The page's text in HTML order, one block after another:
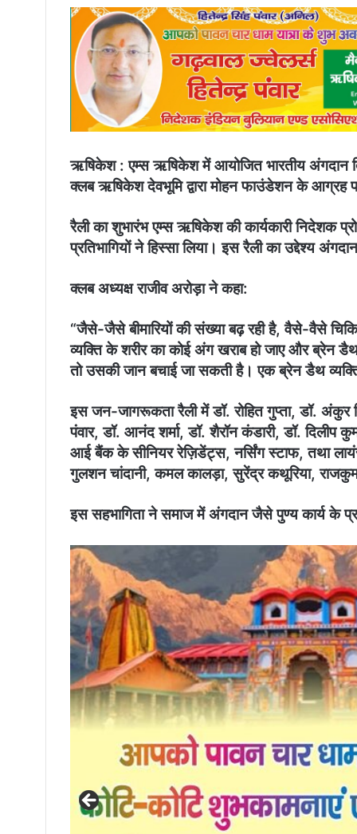
ऋषिकेश : एम्स ऋषिकेश में आयोजित भारतीय अंगदान
क्लब ऋषिकेश देवभूमि द्वारा मोहन फाउंडेशन के आग्रह
रैली का शुभारंभ एम्स ऋषिकेश की कार्यकारी निदेशक
प्रतिभागियों ने हिस्सा लिया। इस रैली का उद्देश्य
क्लब अध्यक्ष राजीव अरोड़ा ने कहा:
“जैसे-जैसे बीमारियों की संख्या बढ़ रही है, वैसे-वैसे
व्यक्ति के शरीर का कोई अंग खराब हो जाए और ब्रेन डैथ
तो उसकी जान बचाई जा सकती है। एक ब्रेन डैथ
इस जन-जागरूकता रैली में डॉ. रोहित गुप्ता, डॉ. अंकुर
पंवार, डॉ. आनंद शर्मा, डॉ. शैरॉन कंडारी, डॉ. दिलीप
आई बैंक के सीनियर रेज़िडेंट्स, नर्सिंग स्टाफ, तथा
गुलशन चांदानी, कमल कालड़ा, सुरेंद्र कथूरिया,
इस सहभागिता ने समाज में अंगदान जैसे पुण्य कार्य के